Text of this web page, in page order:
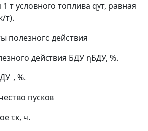
т условного топлива qут, равная
т).
полезного действия
действия БДУ ηБДУ, %.
, %.
пусков
τк, ч.